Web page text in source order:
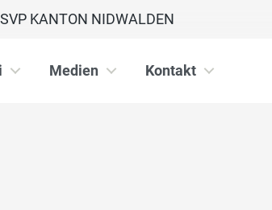
SVP KANTON NIDWALDEN
Medien Kontakt